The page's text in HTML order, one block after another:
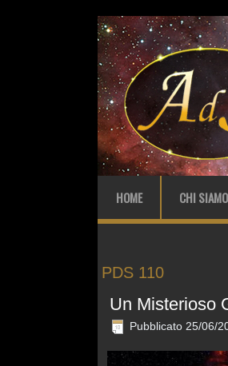
HOME CHI SIAMO
PDS 110
Un Misterioso
Pubblicato 25/06/